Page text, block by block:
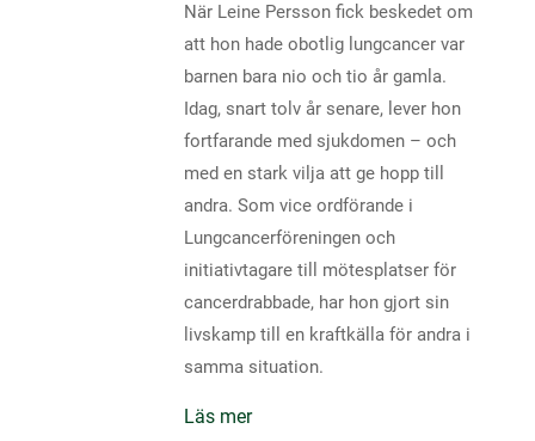
När Leine Persson fick beskedet om
att hon hade obotlig lungcancer var
barnen bara nio och tio år gamla.
Idag, snart tolv år senare, lever hon
fortfarande med sjukdomen – och
med en stark vilja att ge hopp till
andra. Som vice ordförande i
Lungcancerföreningen och
initiativtagare till mötesplatser för
cancerdrabbade, har hon gjort sin
livskamp till en kraftkälla för andra i
samma situation.
Läs mer